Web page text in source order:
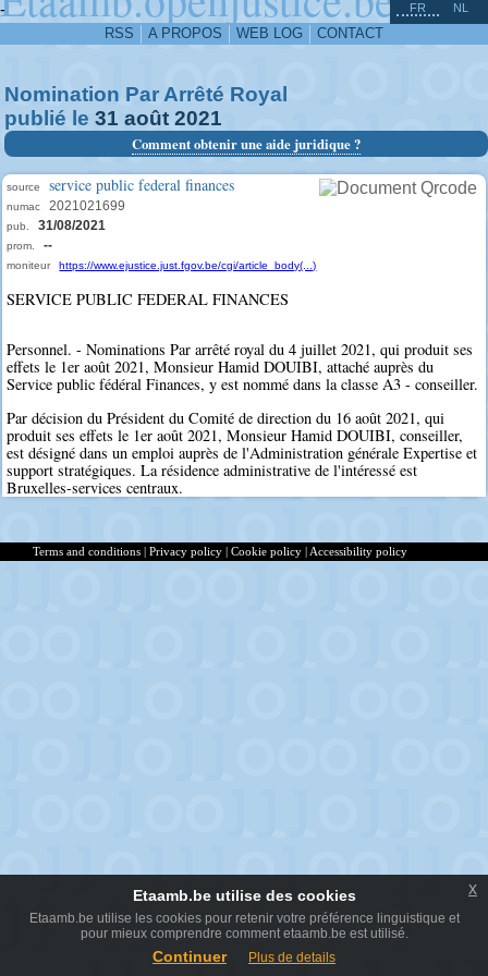
-
RSS A PROPOS WEB LOG CONTACT
FR NL
Nomination Par Arrêté Royal
publié le 31 août 2021
Comment obtenir une aide juridique ?
source service public federal finances
numac 2021021699
pub. 31/08/2021
prom. --
moniteur https://www.ejustice.just.fgov.be/cgi/article_body(...)
SERVICE PUBLIC FEDERAL FINANCES
Personnel. - Nominations Par arrêté royal du 4 juillet 2021, qui produit ses
effets le 1er août 2021, Monsieur Hamid DOUIBI, attaché auprès du
Service public fédéral Finances, y est nommé dans la classe A3 - conseiller.
Par décision du Président du Comité de direction du 16 août 2021, qui
produit ses effets le 1er août 2021, Monsieur Hamid DOUIBI, conseiller,
est désigné dans un emploi auprès de l'Administration générale Expertise et
support stratégiques. La résidence administrative de l'intéressé est
Bruxelles-services centraux.
^
Terms and conditions | Privacy policy | Cookie policy | Accessibility policy
Etaamb.be utilise des cookies
Etaamb.be utilise les cookies pour retenir votre préférence linguistique et
pour mieux comprendre comment etaamb.be est utilisé.
Continuer Plus de details
x